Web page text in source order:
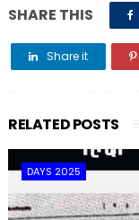
SHARE THIS
Share it
RELATED POSTS
DAYS 2025